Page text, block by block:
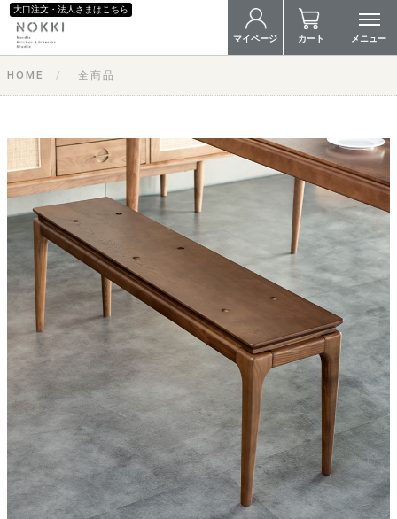
大口注文・法人さまはこちら
マイページ カート メニュー
HOME 全商品